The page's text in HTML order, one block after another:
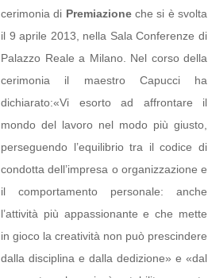
cerimonia di Premiazioneche si è svolta
il 9 aprile 2013, nella Sala Conferenze di
Palazzo Reale a Milano. Nel corso della
cerimonia il maestro Capucci ha
dichiarato:«Vi esorto ad affrontare il
mondo del lavoro nel modo più giusto,
perseguendo l’equilibrio tra il codice di
condotta dell’impresa o organizzazione e
il comportamento personale: anche
l’attività più appassionante e che mette
in gioco la creatività non può prescindere
dalla disciplina e dalla dedizione» e «dal